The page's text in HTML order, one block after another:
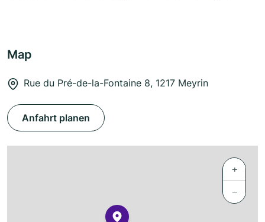
Map
Rue du Pré-de-la-Fontaine 8, 1217 Meyrin
Anfahrt planen
+
−